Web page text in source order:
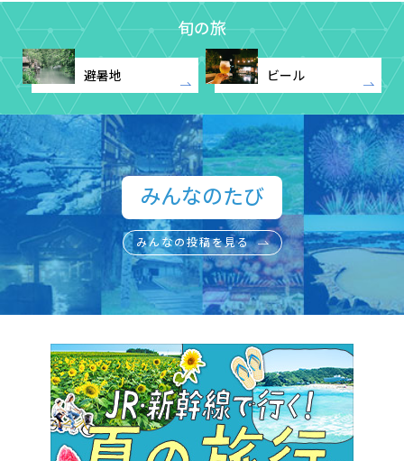
旬の旅
避暑地 ビール
みんなのたび​
みんなの投稿を見る